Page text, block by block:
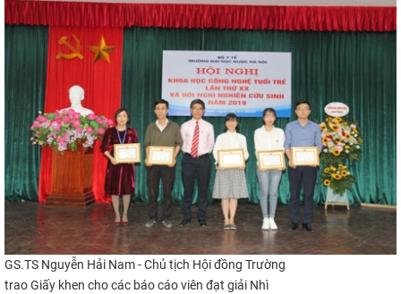
GS.TS Nguyễn Hải Nam - Chủ tịch Hội đồng Trường
trao Giấy khen cho các báo cáo viên đạt giải Nhì